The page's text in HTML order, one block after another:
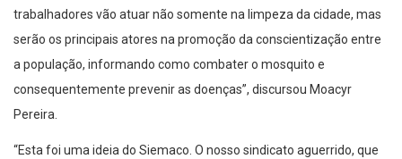
trabalhadores vão atuar não somente na limpeza da cidade, mas
serão os principais atores na promoção da conscientização entre
a população, informando como combater o mosquito e
consequentemente prevenir as doenças”, discursou Moacyr
Pereira.
“Esta foi uma ideia do Siemaco. O nosso sindicato aguerrido, que